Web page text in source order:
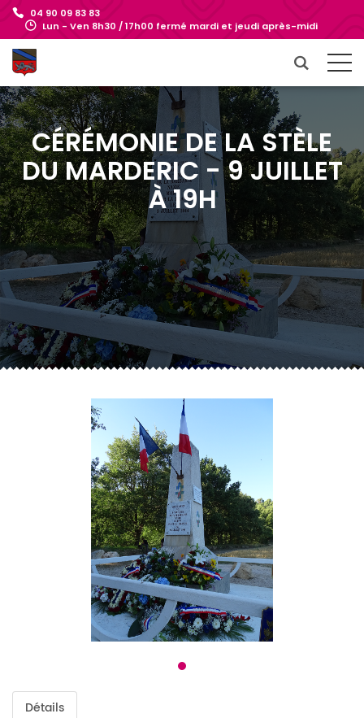
04 90 09 83 83
Lun - Ven 8h30 / 17h00 fermé mardi et jeudi après-midi
CÉRÉMONIE DE LA STÈLE
DU MARDERIC - 9 JUILLET
À 19H
Détails